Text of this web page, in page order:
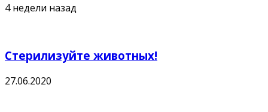
4 недели назад
Стерилизуйте животных!
27.06.2020